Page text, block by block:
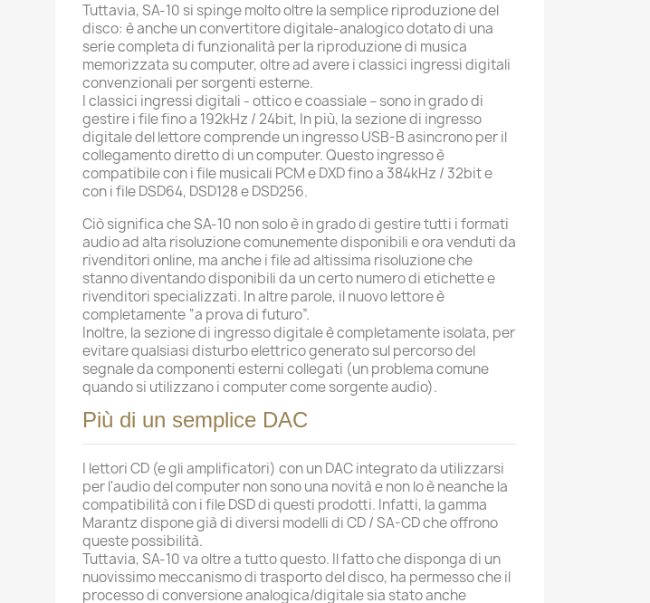
Tuttavia, SA-10 si spinge molto oltre la semplice riproduzione del
disco: è anche un convertitore digitale-analogico dotato di una
serie completa di funzionalità per la riproduzione di musica
memorizzata su computer, oltre ad avere i classici ingressi digitali
convenzionali per sorgenti esterne.
I classici ingressi digitali - ottico e coassiale – sono in grado di
gestire i file fino a 192kHz / 24bit, In più, la sezione di ingresso
digitale del lettore comprende un ingresso USB-B asincrono per il
collegamento diretto di un computer. Questo ingresso è
compatibile con i file musicali PCM e DXD fino a 384kHz / 32bit e
con i file DSD64, DSD128 e DSD256.
Ciò significa che SA-10 non solo è in grado di gestire tutti i formati
audio ad alta risoluzione comunemente disponibili e ora venduti da
rivenditori online, ma anche i file ad altissima risoluzione che
stanno diventando disponibili da un certo numero di etichette e
rivenditori specializzati. In altre parole, il nuovo lettore è
completamente “a prova di futuro”.
Inoltre, la sezione di ingresso digitale è completamente isolata, per
evitare qualsiasi disturbo elettrico generato sul percorso del
segnale da componenti esterni collegati (un problema comune
quando si utilizzano i computer come sorgente audio).
Più di un semplice DAC
I lettori CD (e gli amplificatori) con un DAC integrato da utilizzarsi
per l'audio del computer non sono una novità e non lo è neanche la
compatibilità con i file DSD di questi prodotti. Infatti, la gamma
Marantz dispone già di diversi modelli di CD / SA-CD che offrono
queste possibilità.
Tuttavia, SA-10 va oltre a tutto questo. Il fatto che disponga di un
nuovissimo meccanismo di trasporto del disco, ha permesso che il
processo di conversione analogica/digitale sia stato anche